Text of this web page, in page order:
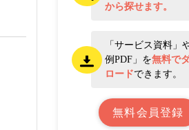
から探せます。
「サービス資料」
例PDF」を無料で
ロードできます。
無料会員登録